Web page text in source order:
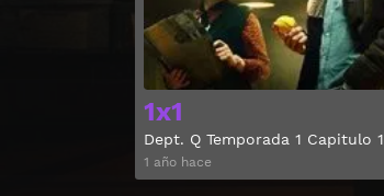
1x1
Dept. Q Temporada 1 Capitulo 1
1 año hace